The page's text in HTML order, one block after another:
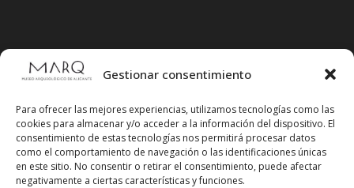
Gestionar consentimiento
Para ofrecer las mejores experiencias, utilizamos tecnologías como las
cookies para almacenar y/o acceder a la información del dispositivo. El
consentimiento de estas tecnologías nos permitirá procesar datos
como el comportamiento de navegación o las identificaciones únicas
en este sitio. No consentir o retirar el consentimiento, puede afectar
negativamente a ciertas características y funciones.